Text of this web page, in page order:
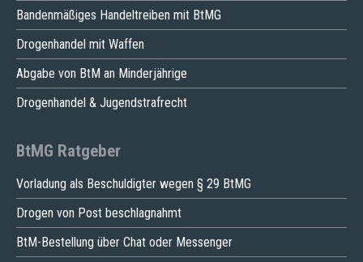
Bandenmäßiges Handeltreiben mit BtMG
Drogenhandel mit Waffen
Abgabe von BtM an Minderjährige
Drogenhandel & Jugendstrafrecht
BtMG Ratgeber
Vorladung als Beschuldigter wegen § 29 BtMG
Drogen von Post beschlagnahmt
BtM-Bestellung über Chat oder Messenger